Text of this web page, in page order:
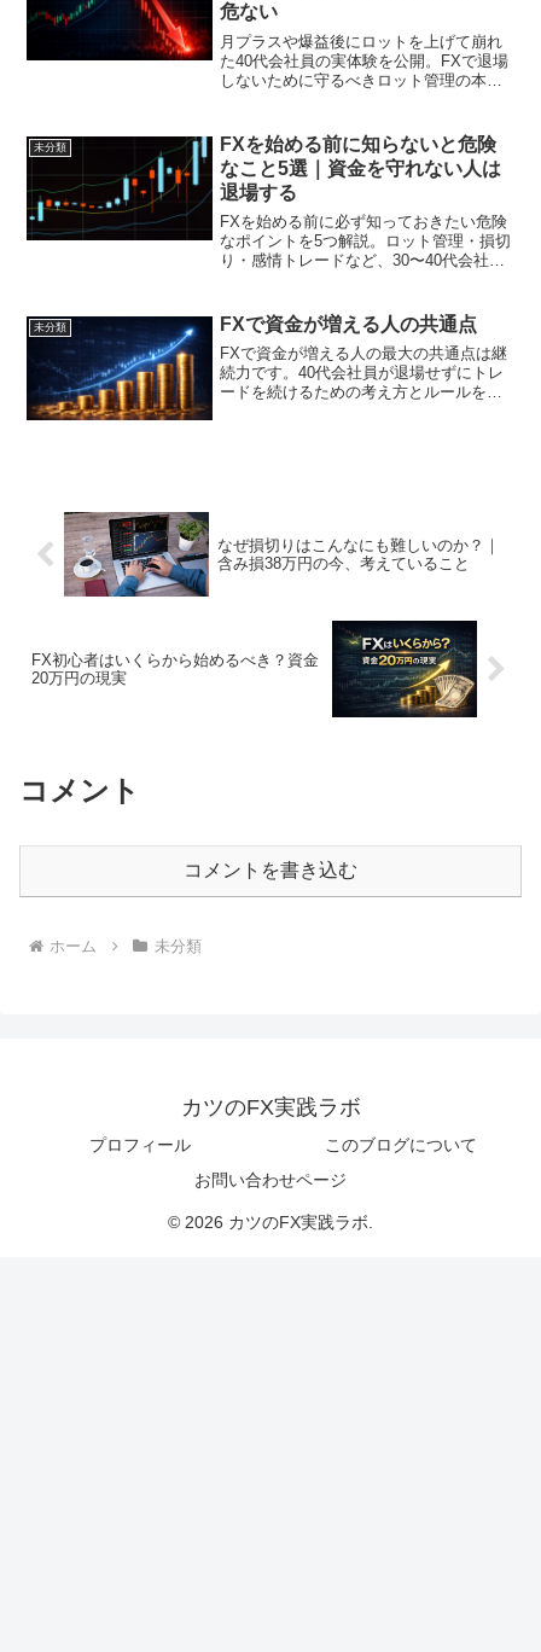
危ない
月プラスや爆益後にロットを上げて崩れ
た40代会社員の実体験を公開。FXで退場
しないために守るべきロット管理の本質
未分類
FXを始める前に知らないと危険
なこと5選｜資金を守れない人は
退場する
FXを始める前に必ず知っておきたい危険
なポイントを5つ解説。ロット管理・損切
り・感情トレードなど、30〜40代会社員
未分類 FXで資金が増える人の共通点
FXで資金が増える人の最大の共通点は継
続力です。40代会社員が退場せずにトレ
ードを続けるための考え方とルールを解
なぜ損切りはこんなにも難しいのか？｜
含み損38万円の今、考えていること
FX初心者はいくらから始めるべき？資金
20万円の現実
コメント
コメントを書き込む
ホーム 未分類
カツのFX実践ラボ
プロフィール
このブログについて
お問い合わせページ
© 2026 カツのFX実践ラボ.